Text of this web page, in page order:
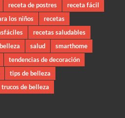
receta de postres
receta fácil
los niños
recetas
recetas saludables
salud
smarthome
tendencias de decoración
tips de belleza
trucos de belleza